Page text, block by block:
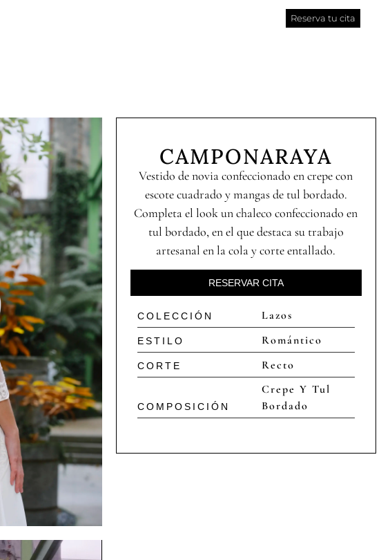
Reserva tu cita
CAMPONARAYA
Vestido de novia confeccionado en crepe con
escote cuadrado y mangas de tul bordado.
Completa el look un chaleco confeccionado en
tul bordado, en el que destaca su trabajo
artesanal en la cola y corte entallado.
RESERVAR CITA
COLECCIÓN Lazos
ESTILO Romántico
CORTE Recto
COMPOSICIÓN
Crepe Y Tul
Bordado